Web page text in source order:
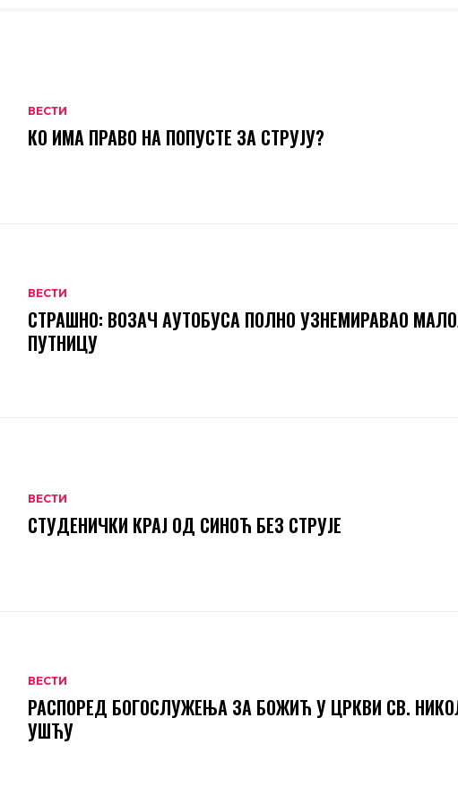
ВЕСТИ
КО ИМА ПРАВО НА ПОПУСТЕ ЗА СТРУЈУ?
ВЕСТИ
СТРАШНО: ВОЗАЧ АУТОБУСА ПОЛНО УЗНЕМИРАВАО
ПУТНИЦУ
ВЕСТИ
СТУДЕНИЧКИ КРАЈ ОД СИНОЋ БЕЗ СТРУЈЕ
ВЕСТИ
РАСПОРЕД БОГОСЛУЖЕЊА ЗА БОЖИЋ У ЦРКВИ СВ.
УШЋУ